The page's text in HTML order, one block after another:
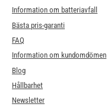
Information om batteriavfall
Bästa pris-garanti
FAQ
Information om kundomdömen
Blog
Hållbarhet
Newsletter